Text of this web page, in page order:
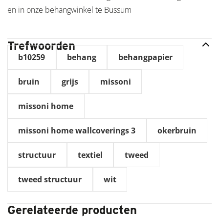
en in onze behangwinkel te Bussum
Trefwoorden
b10259 behang behangpapier
bruin grijs missoni
missoni home
missoni home wallcoverings 3 okerbruin
structuur textiel tweed
tweed structuur wit
Gerelateerde producten